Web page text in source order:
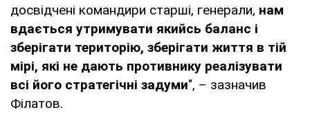
досвідчені командири старші, генерали, нам
вдається утримувати якийсь баланс і
зберігати територію, зберігати життя в тій
мірі, які не дають противнику реалізувати
всі його стратегічні задуми", – зазначив
Філатов.